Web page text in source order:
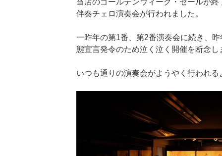
当店のゴールデンウィーク・セールが
伴奏チェロ演奏会が行われました。
一昨年の第1番、第2番演奏会に続き、
態宣言発令のため泣く泣く開催を断念し
いつも通りの演奏会がようやく行われ